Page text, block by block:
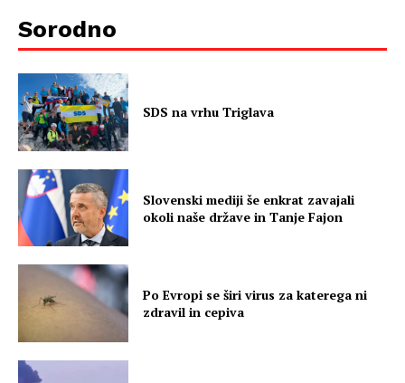
Sorodno
SDS na vrhu Triglava
Slovenski mediji še enkrat zavajali
okoli naše države in Tanje Fajon
Po Evropi se širi virus za katerega ni
zdravil in cepiva